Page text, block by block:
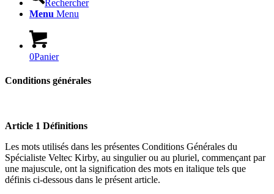
Rechercher
Menu Menu
0Panier
Conditions générales
Article 1 Définitions
Les mots utilisés dans les présentes Conditions Générales du
Spécialiste Veltec Kirby, au singulier ou au pluriel, commençant par
une majuscule, ont la signification des mots en italique tels que
définis ci-dessous dans le présent article.